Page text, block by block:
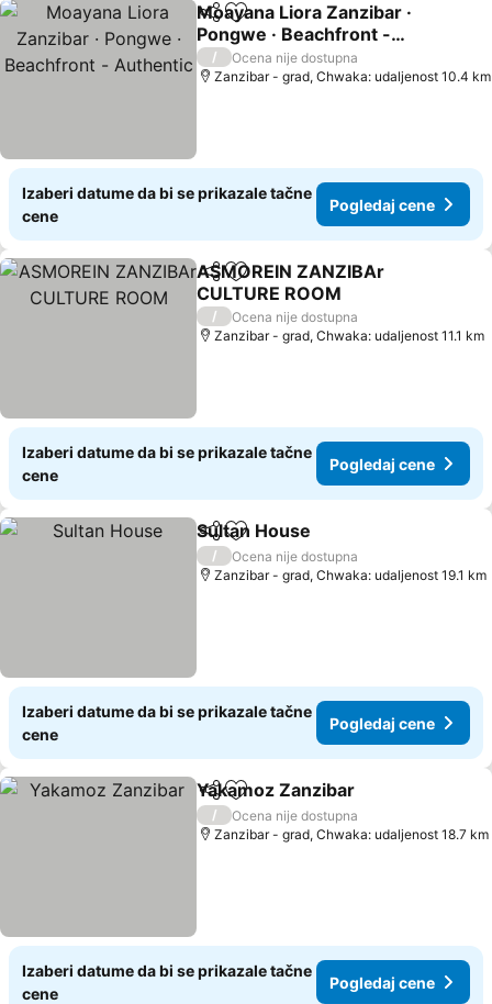
Deli Dodati u favorite
Moayana Liora Zanzibar ·
Pongwe · Beachfront -
Authentic
/
Ocena nije dostupna
Zanzibar - grad, Chwaka: udaljenost 10.4 km
Izaberi datume da bi se prikazale tačne
cene
Pogledaj cene
Deli Dodati u favorite
ASMOREIN ZANZIBAr
CULTURE ROOM
/
Ocena nije dostupna
Zanzibar - grad, Chwaka: udaljenost 11.1 km
Izaberi datume da bi se prikazale tačne
cene
Pogledaj cene
Deli Dodati u favorite
Sultan House
/
Ocena nije dostupna
Zanzibar - grad, Chwaka: udaljenost 19.1 km
Izaberi datume da bi se prikazale tačne
cene
Pogledaj cene
Deli Dodati u favorite
Yakamoz Zanzibar
/
Ocena nije dostupna
Zanzibar - grad, Chwaka: udaljenost 18.7 km
Izaberi datume da bi se prikazale tačne
cene
Pogledaj cene